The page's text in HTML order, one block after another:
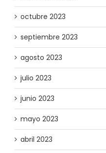
octubre 2023
septiembre 2023
agosto 2023
julio 2023
junio 2023
mayo 2023
abril 2023